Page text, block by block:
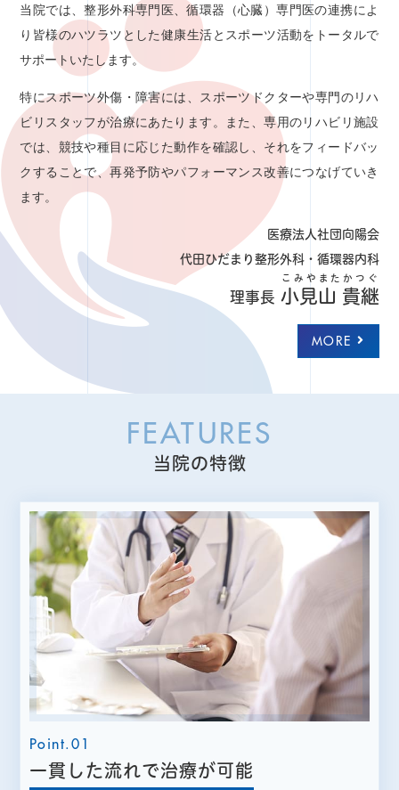
スアップ評価料」を2025年10月1日より算定し、その一
部を患者様にご負担頂いております。本評価料は医療従
高騰の中、医療従事者が安心して職務に従事することを
目的としております。ご理解のほど、何卒よろしくお願
い申し上げます。
2025.07.22 お知らせ
新しい骨密度機器を導入しました
当院では、整形外科専門医、循環器（心臓）専門医の連携によ
り皆様のハツラツとした健康生活とスポーツ活動をトータルで
サポートいたします。
特にスポーツ外傷・障害には、スポーツドクターや専門のリハ
ビリスタッフが治療にあたります。また、専用のリハビリ施設
では、競技や種目に応じた動作を確認し、それをフィードバッ
クすることで、再発予防やパフォーマンス改善につなげていき
ます。
医療法人社団向陽会
代田ひだまり整形外科・循環器内科
理事長 小見山 貴継
こみやまたかつぐ
MORE
FEATURES
当院の特徴
Point.01
一貫した流れで治療が可能